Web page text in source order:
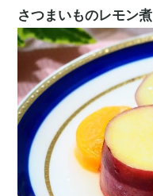
さつまいものレモン煮